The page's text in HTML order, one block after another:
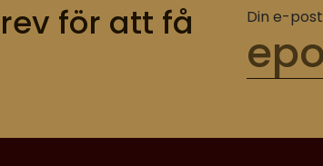
för att få
Din e-post